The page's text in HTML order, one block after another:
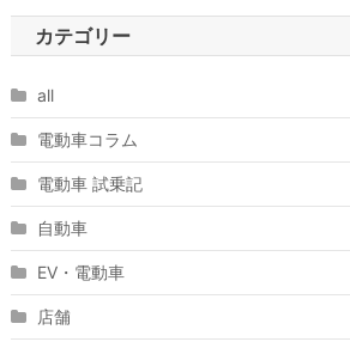
カテゴリー
all
電動車コラム
電動車 試乗記
自動車
EV・電動車
店舗